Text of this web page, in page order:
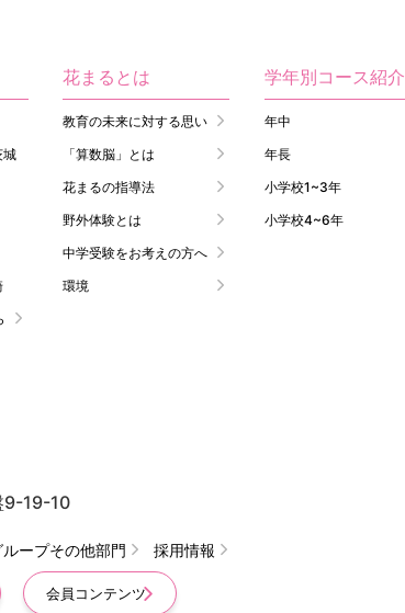
城
花まるとは
教育の未来に対する思い
「算数脳」とは
花まるの指導法
野外体験とは
中学受験をお考えの方へ
環境
学年別コース紹介
年中
年長
小学校1~3年
小学校4~6年
9-19-10
ープその他部門 採用情報
会員コンテンツ